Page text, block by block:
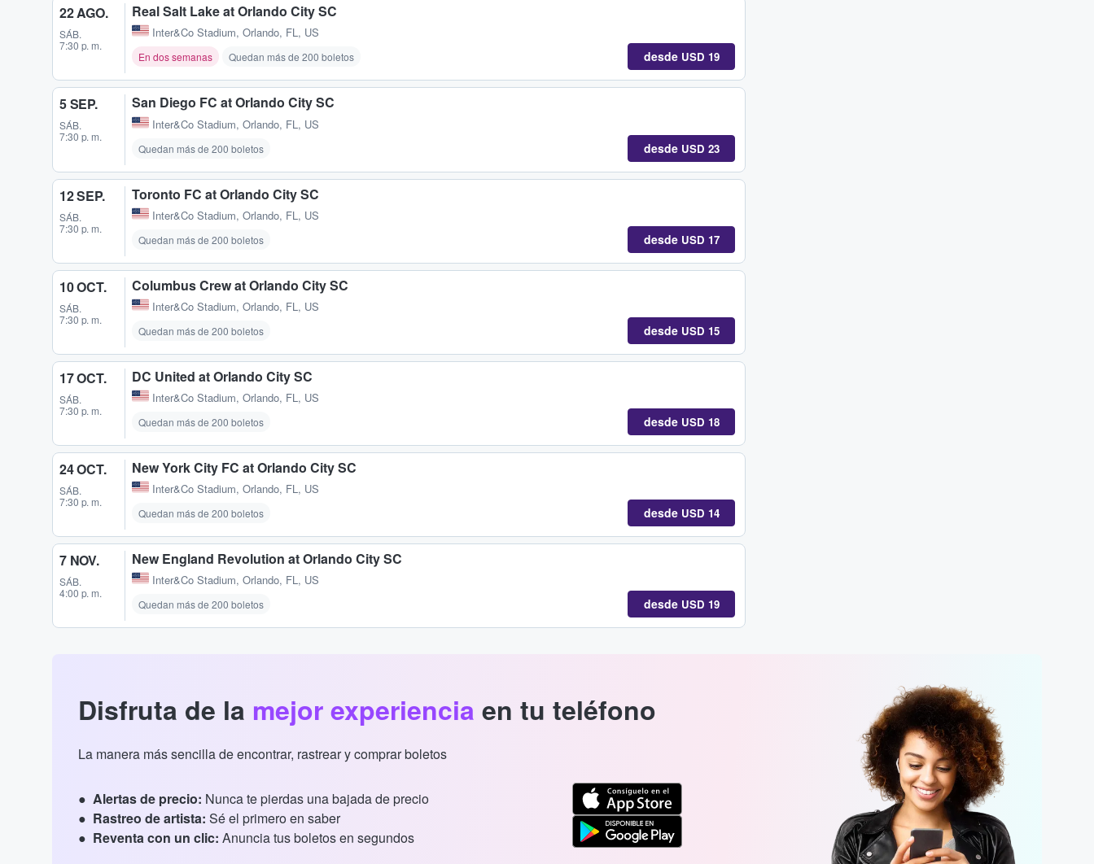
22 AGO.
SÁB.
7:30 p. m.
Real Salt Lake at Orlando City SC
Inter&Co Stadium, Orlando, FL, US
En dos semanas Quedan más de 200 boletos desde USD 19
5 SEP.
SÁB.
7:30 p. m.
San Diego FC at Orlando City SC
Inter&Co Stadium, Orlando, FL, US
Quedan más de 200 boletos desde USD 23
12 SEP.
SÁB.
7:30 p. m.
Toronto FC at Orlando City SC
Inter&Co Stadium, Orlando, FL, US
Quedan más de 200 boletos desde USD 17
10 OCT.
SÁB.
7:30 p. m.
Columbus Crew at Orlando City SC
Inter&Co Stadium, Orlando, FL, US
Quedan más de 200 boletos desde USD 15
17 OCT.
SÁB.
7:30 p. m.
DC United at Orlando City SC
Inter&Co Stadium, Orlando, FL, US
Quedan más de 200 boletos desde USD 18
24 OCT.
SÁB.
7:30 p. m.
New York City FC at Orlando City SC
Inter&Co Stadium, Orlando, FL, US
Quedan más de 200 boletos desde USD 14
7 NOV.
SÁB.
4:00 p. m.
New England Revolution at Orlando City SC
Inter&Co Stadium, Orlando, FL, US
Quedan más de 200 boletos desde USD 19
Disfruta de la mejor experiencia en tu teléfono
La manera más sencilla de encontrar, rastrear y comprar boletos
Alertas de precio: Nunca te pierdas una bajada de precio
Rastreo de artista: Sé el primero en saber
Reventa con un clic: Anuncia tus boletos en segundos